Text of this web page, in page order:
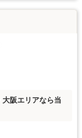
大阪エリアなら当